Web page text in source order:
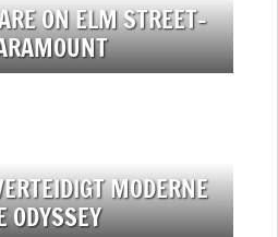
ON ELM STREET-
MODERNE
ODYSSEY